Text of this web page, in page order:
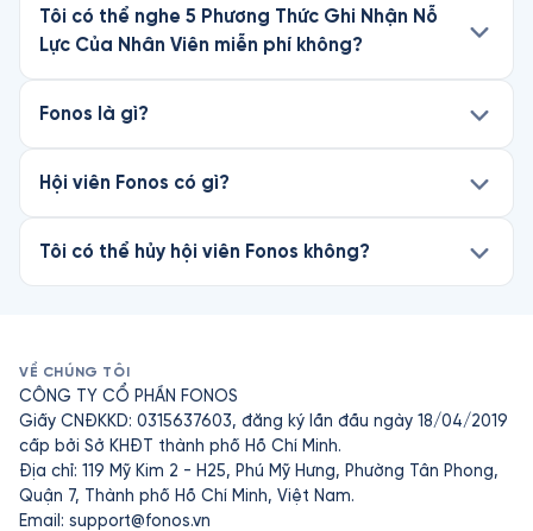
Tôi có thể nghe 5 Phương Thức Ghi Nhận Nỗ
Lực Của Nhân Viên miễn phí không?
Fonos là gì?
Hội viên Fonos có gì?
Tôi có thể hủy hội viên Fonos không?
VỀ CHÚNG TÔI
CÔNG TY CỔ PHẦN FONOS
Giấy CNĐKKD: 0315637603, đăng ký lần đầu ngày 18/04/2019
cấp bởi Sở KHĐT thành phố Hồ Chí Minh.
Địa chỉ: 119 Mỹ Kim 2 - H25, Phú Mỹ Hưng, Phường Tân Phong,
Quận 7, Thành phố Hồ Chí Minh, Việt Nam.
Email: support@fonos.vn